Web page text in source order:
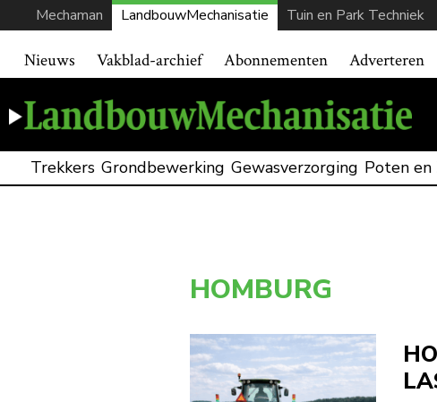
Mechaman LandbouwMechanisatie Tuin en Park Techniek
Nieuws Vakblad-archief Abonnementen Adverteren
Trekkers Grondbewerking Gewasverzorging Poten en
HOMBURG